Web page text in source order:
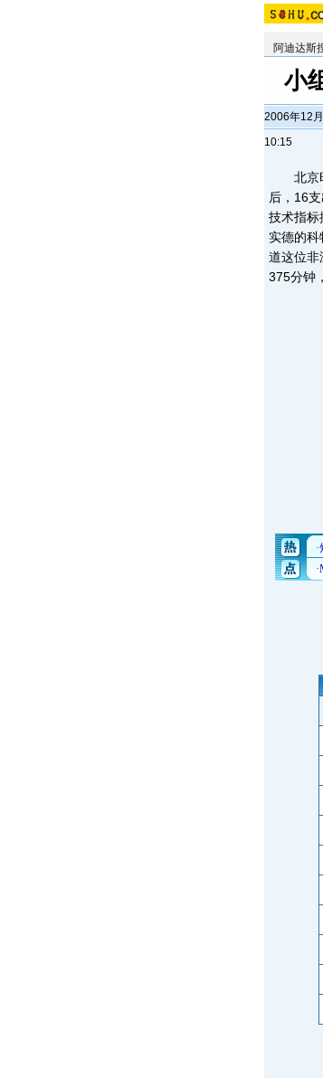
阿迪达斯
小
2006年12
10:15
北京时
后，16
技术指标
实德的科
道这位非
375分钟